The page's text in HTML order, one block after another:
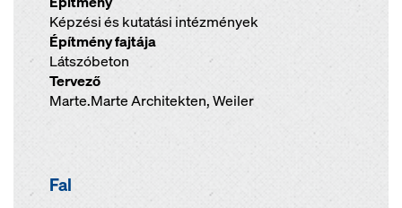
Képzési és kutatási intézmények
Építmény fajtája
Látszóbeton
Tervező
Marte.Marte Architekten, Weiler
Fal